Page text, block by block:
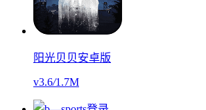
阳光贝贝安卓版
v3.6/1.7M